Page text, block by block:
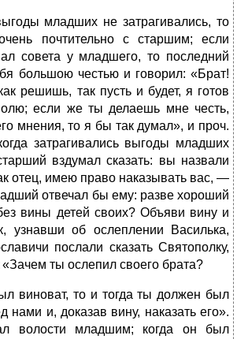
младших не затрагивались, то
почтительно с старшим; если
совета у младшего, то последний
большою честью и говорил: «Брат!
решишь, так пусть и будет, я готов
если же ты делаешь мне честь,
мнения, то я бы так думал», и проч.
затрагивались выгоды младших
вздумал сказать: вы назвали
отец, имею право наказывать вас, —
отвечал бы ему: разве хороший
вины детей своих? Объяви вину и
узнавши об ослеплении Василька,
послали сказать Святополку,
ты ослепил своего брата?
виноват, то и тогда ты должен был
нами и, доказав вину, наказать его».
волости младшим; когда он был